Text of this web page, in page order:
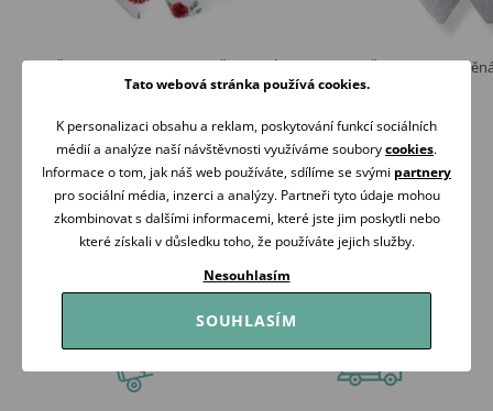
Aliro Čelenka Aline vzorovaná ČERVENÉ
Skladem
Koupit
Aliro Čelenka Aline
169 Kč
Koupit
Tato webová stránka používá cookies.
K personalizaci obsahu a reklam, poskytování funkcí sociálních
médií a analýze naší návštěvnosti využíváme souborycookies.
Informace o tom, jak náš web používáte, sdílíme se svými partnery
pro sociální média, inzerci a analýzy. Partneři tyto údaje mohou
zkombinovat s dalšími informacemi, které jste jim poskytli nebo
které získali v důsledku toho, že používáte jejich služby.
Nesouhlasím
SOUHLASÍM